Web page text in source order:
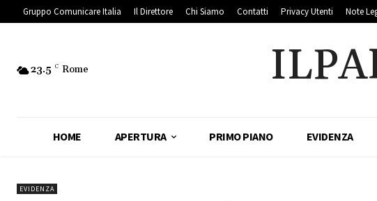
Gruppo Comunicare Italia Il Direttore Chi Siamo Contatti Privacy Utenti Note
23.5 C Rome
HOME APERTURA PRIMO PIANO EVIDENZA
EVIDENZA